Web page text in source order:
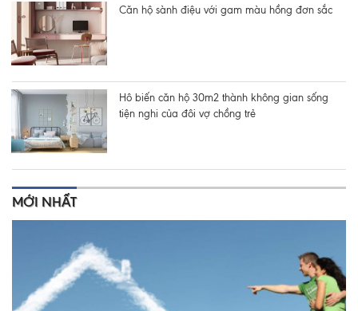
Căn hộ sành điệu với gam màu hồng đơn sắc
Hô biến căn hộ 30m2 thành không gian sống
tiện nghi của đôi vợ chồng trẻ
MỚI NHẤT